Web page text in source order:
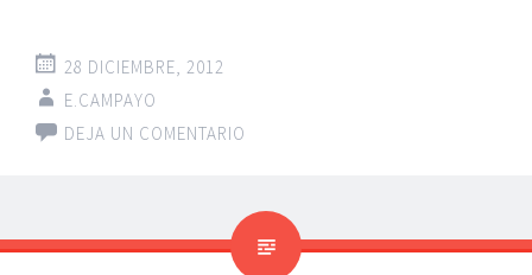
28 DICIEMBRE, 2012
E.CAMPAYO
DEJA UN COMENTARIO